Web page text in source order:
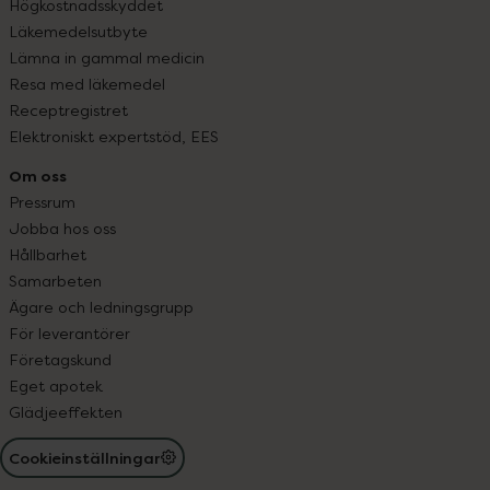
Högkostnadsskyddet
Läkemedelsutbyte
Lämna in gammal medicin
Resa med läkemedel
Receptregistret
Elektroniskt expertstöd, EES
Om oss
Pressrum
Jobba hos oss
Hållbarhet
Samarbeten
Ägare och ledningsgrupp
För leverantörer
Företagskund
Eget apotek
Glädjeeffekten
Cookieinställningar